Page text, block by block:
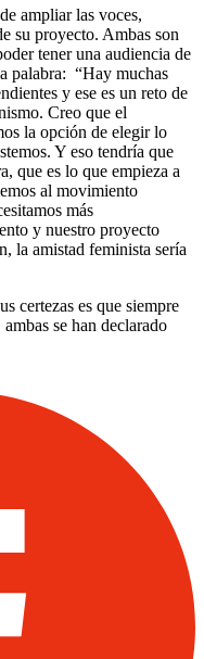
ampliar las voces,
su proyecto. Ambas son
tener una audiencia de
palabra: “Hay muchas
y ese es un reto de
Creo que el
la opción de elegir lo
Y eso tendría que
que es lo que empieza a
al movimiento
más
y nuestro proyecto
la amistad feminista sería
certezas es que siempre
se han declarado